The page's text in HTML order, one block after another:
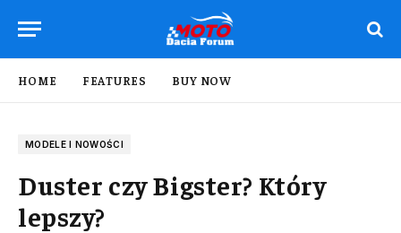
HOME FEATURES BUY NOW
MODELE I NOWOŚCI
Duster czy Bigster? Który
lepszy?